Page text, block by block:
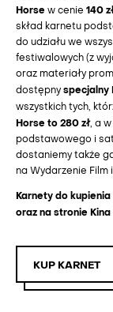
Horse w cenie 140
skład karnetu
do udziału we
festiwalowych (z
oraz materiały
dostępny specjalny
wszystkich tych,
Horse to 280 zł, a
podstawowego i
dostaniemy także
na Wydarzenie
Karnety do
oraz na stronie
KUP KARNET